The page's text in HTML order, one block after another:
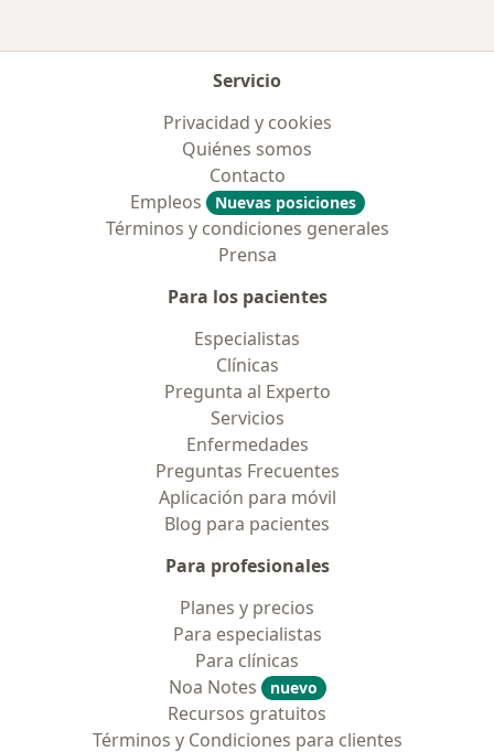
Servicio
Privacidad y cookies
Quiénes somos
Contacto
Empleos
Nuevas posiciones
Términos y condiciones generales
Prensa
Para los pacientes
Especialistas
Clínicas
Pregunta al Experto
Servicios
Enfermedades
Preguntas Frecuentes
Aplicación para móvil
Blog para pacientes
Para profesionales
Planes y precios
Para especialistas
Para clínicas
Noa Notes
nuevo
Recursos gratuitos
Términos y Condiciones para clientes